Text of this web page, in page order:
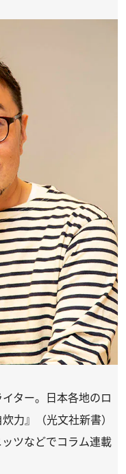
ター。日本各地のロ
力』（光文社新書）
ツなどでコラム連載